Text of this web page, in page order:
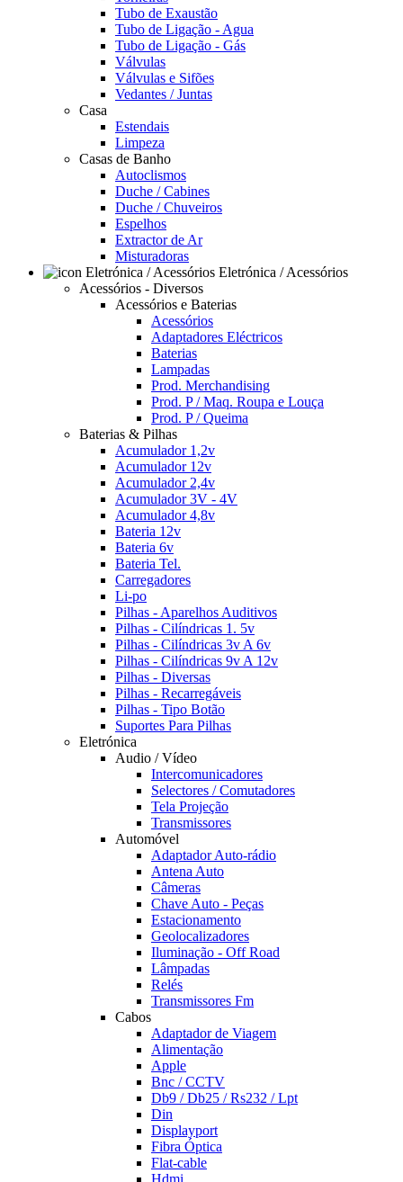
Tubo de Exaustão
Tubo de Ligação - Agua
Tubo de Ligação - Gás
Válvulas
Válvulas e Sifões
Vedantes / Juntas
Casa
Estendais
Limpeza
Casas de Banho
Autoclismos
Duche / Cabines
Duche / Chuveiros
Espelhos
Extractor de Ar
Misturadoras
Eletrónica / Acessórios
Acessórios - Diversos
Acessórios e Baterias
Acessórios
Adaptadores Eléctricos
Baterias
Lampadas
Prod. Merchandising
Prod. P / Maq. Roupa e Louça
Prod. P / Queima
Baterias & Pilhas
Acumulador 1,2v
Acumulador 12v
Acumulador 2,4v
Acumulador 3V - 4V
Acumulador 4,8v
Bateria 12v
Bateria 6v
Bateria Tel.
Carregadores
Li-po
Pilhas - Aparelhos Auditivos
Pilhas - Cilíndricas 1. 5v
Pilhas - Cilíndricas 3v A 6v
Pilhas - Cilíndricas 9v A 12v
Pilhas - Diversas
Pilhas - Recarregáveis
Pilhas - Tipo Botão
Suportes Para Pilhas
Eletrónica
Audio / Vídeo
Intercomunicadores
Selectores / Comutadores
Tela Projeção
Transmissores
Automóvel
Adaptador Auto-rádio
Antena Auto
Câmeras
Chave Auto - Peças
Estacionamento
Geolocalizadores
Iluminação - Off Road
Lâmpadas
Relés
Transmissores Fm
Cabos
Adaptador de Viagem
Alimentação
Apple
Bnc / CCTV
Db9 / Db25 / Rs232 / Lpt
Din
Displayport
Fibra Óptica
Flat-cable
Hdmi